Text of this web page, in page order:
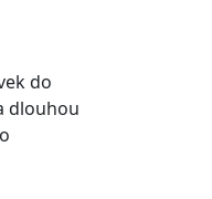
do
dlouhou